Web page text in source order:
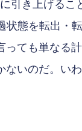
引き上げるこ
状態を転出・
ても単なる
ないのだ。い